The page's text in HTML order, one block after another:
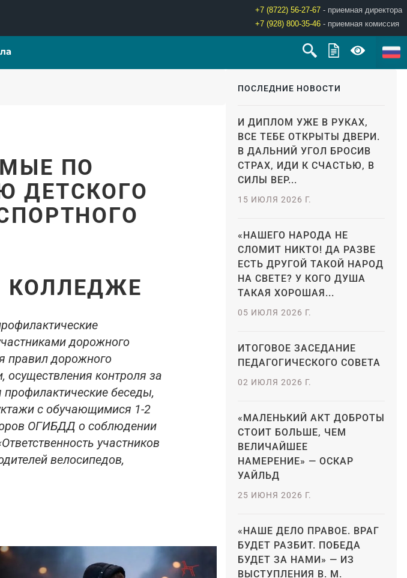
+7 (8722) 56-27-67 - приемная директора
+7 (928) 800-35-46 - приемная комиссия
ПО
ДЕТСКОГО
дорожного
правил дорожного
осуществления контроля за
беседы,
с обучающимися 1-2
ОГИБДД о соблюдении
участников
велосипедов,
ПОСЛЕДНИЕ НОВОСТИ
И ДИПЛОМ УЖЕ В РУКАХ,
ВСЕ ТЕБЕ ОТКРЫТЫ ДВЕРИ.
В ДАЛЬНИЙ УГОЛ БРОСИВ
СТРАХ, ИДИ К СЧАСТЬЮ, В
СИЛЫ ВЕР...
15 ИЮЛЯ 2026 Г.
«НАШЕГО НАРОДА НЕ
СЛОМИТ НИКТО! ДА РАЗВЕ
ЕСТЬ ДРУГОЙ ТАКОЙ НАРОД
НА СВЕТЕ? У КОГО ДУША
ТАКАЯ ХОРОШАЯ...
05 ИЮЛЯ 2026 Г.
ИТОГОВОЕ ЗАСЕДАНИЕ
ПЕДАГОГИЧЕСКОГО СОВЕТА
02 ИЮЛЯ 2026 Г.
«МАЛЕНЬКИЙ АКТ ДОБРОТЫ
СТОИТ БОЛЬШЕ, ЧЕМ
ВЕЛИЧАЙШЕЕ
НАМЕРЕНИЕ» — ОСКАР
УАЙЛЬД
25 ИЮНЯ 2026 Г.
«НАШЕ ДЕЛО ПРАВОЕ. ВРАГ
БУДЕТ РАЗБИТ. ПОБЕДА
БУДЕТ ЗА НАМИ» — ИЗ
ВЫСТУПЛЕНИЯ В. М.